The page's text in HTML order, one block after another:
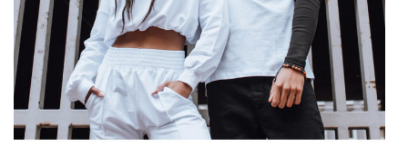
Designs, ihrer universellen Designs und ihrer praktischen
Anwendung …